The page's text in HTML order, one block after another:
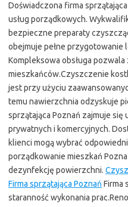
Doświadczona firma
usług porządkowych.
bezpieczne preparaty
obejmuje pełne przygotowanie
Kompleksowa obsługa
mieszkańców.Czyszczenie
jest przy użyciu
temu nawierzchnia odzyskuje
sprzątająca Poznań zajmuje
prywatnych i komercyjnych.
klienci mogą wybrać
porządkowanie mieszkań
dezynfekcję powierzchni.
Firma sprzątająca Poznań Firma
staranność wykonania